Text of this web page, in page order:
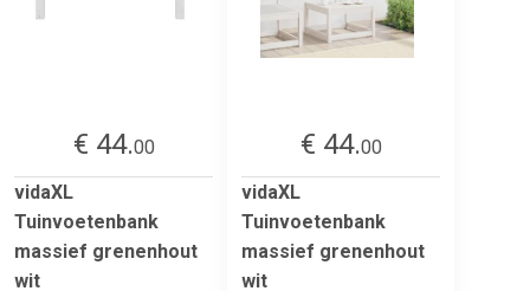
€ 44.00
vidaXL
Tuinvoetenbank
massief grenenhout
wit
€ 44.00
vidaXL
Tuinvoetenbank
massief grenenhout
wit